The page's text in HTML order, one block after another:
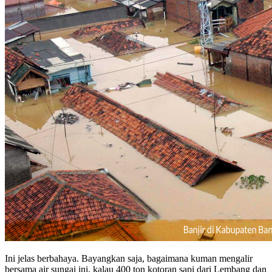
Ini jelas berbahaya. Bayangkan saja, bagaimana kuman mengalir
bersama air sungai ini, kalau 400 ton kotoran sapi dari Lembang dan